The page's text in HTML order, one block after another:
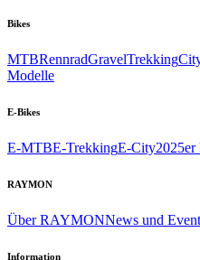
Bikes
MTBRennradGravelTrekking
Modelle
E-Bikes
E-MTBE-TrekkingE-City
RAYMON
Über RAYMONNews und
Information